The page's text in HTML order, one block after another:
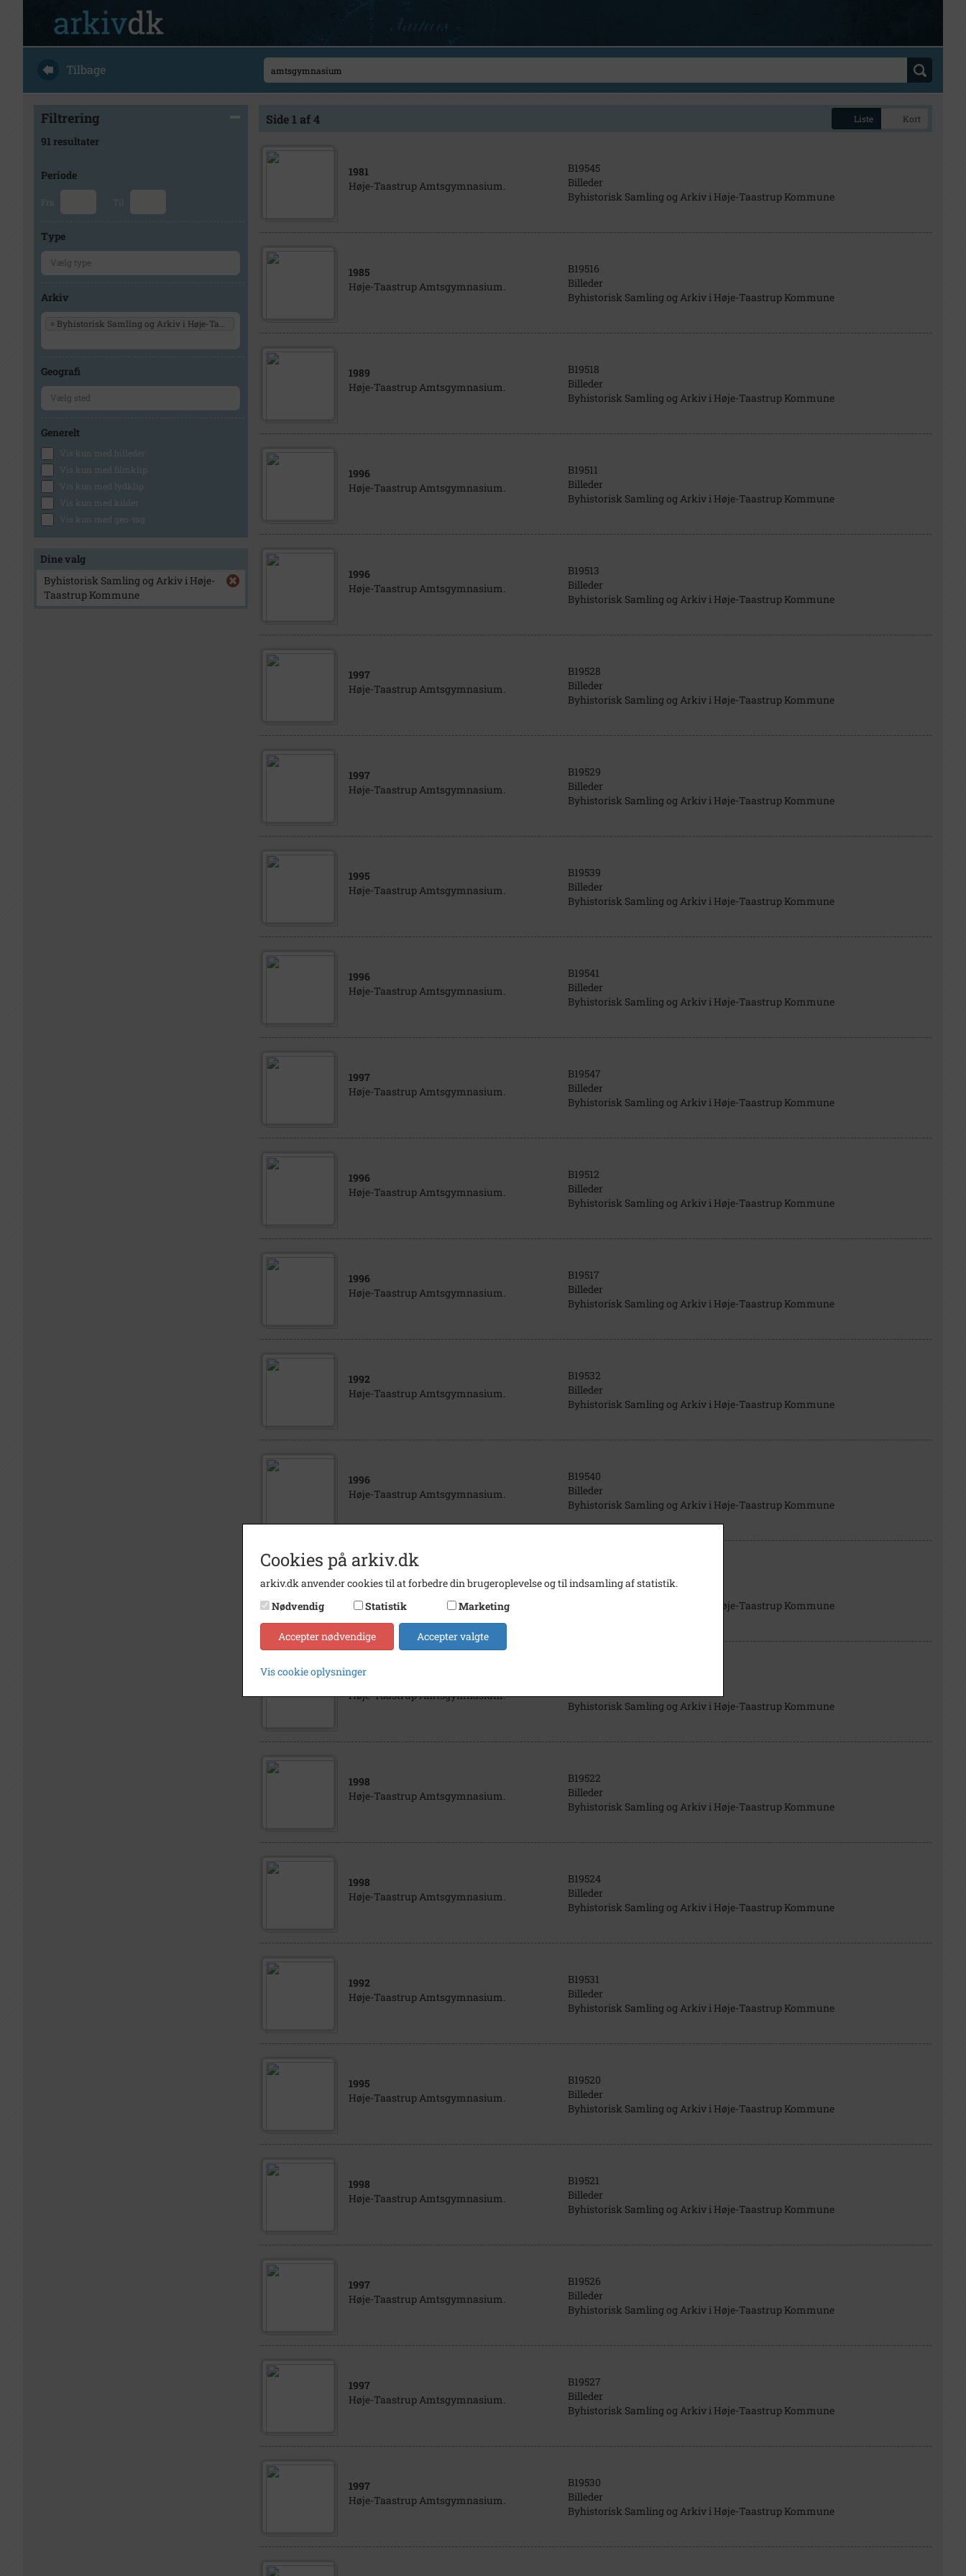
Tilbage
Filtrering
91 resultater
Periode
Fra Til
Type
Arkiv
× Byhistorisk Samling og Arkiv i Høje-Taastrup Kommune
Geografi
Generelt
Vis kun med billeder
Vis kun med filmklip
Vis kun med lydklip
Vis kun med kilder
Vis kun med geo-tag
Dine valg
Byhistorisk Samling og Arkiv i Høje-
Taastrup Kommune
Side 1 af 4 Liste Kort
1981
Høje-Taastrup Amtsgymnasium.
B19545
Billeder
Byhistorisk Samling og Arkiv i Høje-Taastrup Kommune
1985
Høje-Taastrup Amtsgymnasium.
B19516
Billeder
Byhistorisk Samling og Arkiv i Høje-Taastrup Kommune
1989
Høje-Taastrup Amtsgymnasium.
B19518
Billeder
Byhistorisk Samling og Arkiv i Høje-Taastrup Kommune
1996
Høje-Taastrup Amtsgymnasium.
B19511
Billeder
Byhistorisk Samling og Arkiv i Høje-Taastrup Kommune
1996
Høje-Taastrup Amtsgymnasium.
B19513
Billeder
Byhistorisk Samling og Arkiv i Høje-Taastrup Kommune
1997
Høje-Taastrup Amtsgymnasium.
B19528
Billeder
Byhistorisk Samling og Arkiv i Høje-Taastrup Kommune
1997
Høje-Taastrup Amtsgymnasium.
B19529
Billeder
Byhistorisk Samling og Arkiv i Høje-Taastrup Kommune
1995
Høje-Taastrup Amtsgymnasium.
B19539
Billeder
Byhistorisk Samling og Arkiv i Høje-Taastrup Kommune
1996
Høje-Taastrup Amtsgymnasium.
B19541
Billeder
Byhistorisk Samling og Arkiv i Høje-Taastrup Kommune
1997
Høje-Taastrup Amtsgymnasium.
B19547
Billeder
Byhistorisk Samling og Arkiv i Høje-Taastrup Kommune
1996
Høje-Taastrup Amtsgymnasium.
B19512
Billeder
Byhistorisk Samling og Arkiv i Høje-Taastrup Kommune
1996
Høje-Taastrup Amtsgymnasium.
B19517
Billeder
Byhistorisk Samling og Arkiv i Høje-Taastrup Kommune
1992
Høje-Taastrup Amtsgymnasium.
B19532
Billeder
Byhistorisk Samling og Arkiv i Høje-Taastrup Kommune
1996
Høje-Taastrup Amtsgymnasium.
B19540
Billeder
Byhistorisk Samling og Arkiv i Høje-Taastrup Kommune
2000
B19525
Billeder
Byhistorisk Samling og Arkiv i Høje-Taastrup Kommune
1995
Høje-Taastrup Amtsgymnasium.
Byhistorisk Samling og Arkiv i Høje-Taastrup Kommune
1998
Høje-Taastrup Amtsgymnasium.
B19522
Billeder
Byhistorisk Samling og Arkiv i Høje-Taastrup Kommune
1998
Høje-Taastrup Amtsgymnasium.
B19524
Billeder
Byhistorisk Samling og Arkiv i Høje-Taastrup Kommune
1992
Høje-Taastrup Amtsgymnasium.
B19531
Billeder
Byhistorisk Samling og Arkiv i Høje-Taastrup Kommune
1995
Høje-Taastrup Amtsgymnasium.
B19520
Billeder
Byhistorisk Samling og Arkiv i Høje-Taastrup Kommune
1998
Høje-Taastrup Amtsgymnasium.
B19521
Billeder
Byhistorisk Samling og Arkiv i Høje-Taastrup Kommune
1997
Høje-Taastrup Amtsgymnasium.
B19526
Billeder
Byhistorisk Samling og Arkiv i Høje-Taastrup Kommune
1997
Høje-Taastrup Amtsgymnasium.
B19527
Billeder
Byhistorisk Samling og Arkiv i Høje-Taastrup Kommune
1997
Høje-Taastrup Amtsgymnasium.
B19530
Billeder
Byhistorisk Samling og Arkiv i Høje-Taastrup Kommune
Cookies på arkiv.dk
arkiv.dk anvender cookies til at forbedre din brugeroplevelse og til indsamling af statistik.
Nødvendig
Statistik Marketing
Accepter nødvendige Accepter valgte
Vis cookie oplysninger